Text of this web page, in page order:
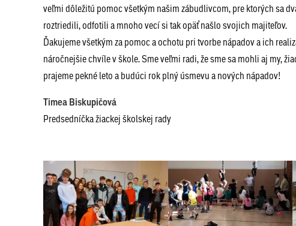
veľmi dôležitú pomoc všetkým našim zábudlivcom, pre ktorých sa
roztriedili, odfotili a mnoho vecí si tak opäť našlo svojich majiteľov.
Ďakujeme všetkým za pomoc a ochotu pri tvorbe nápadov a ich
náročnejšie chvíle v škole. Sme veľmi radi, že sme sa mohli aj my,
prajeme pekné leto a budúci rok plný úsmevu a nových nápadov!
Timea Biskupičová
Predsedníčka žiackej školskej rady